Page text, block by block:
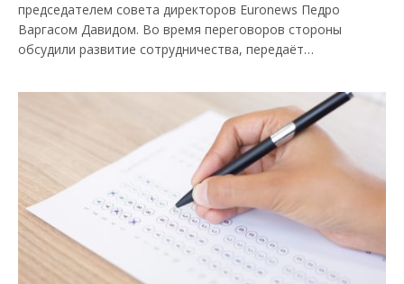
председателем совета директоров Euronews Педро
Варгасом Давидом. Во время переговоров стороны
обсудили развитие сотрудничества, передаёт…